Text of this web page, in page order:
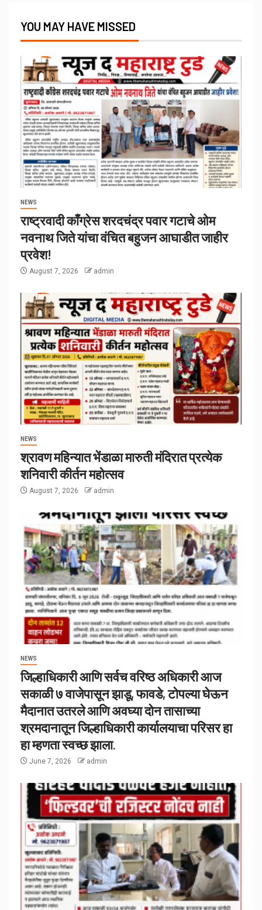
YOU MAY HAVE MISSED
NEWS
राष्ट्रवादी काँग्रेस शरदचंद्र पवार गटाचे ओम
नवनाथ जिते यांचा वंचित बहुजन आघाडीत जाहीर
प्रवेश!
August 7, 2026 admin
NEWS
श्रावण महिन्यात भेंडाळा मारुती मंदिरात प्रत्येक
शनिवारी कीर्तन महोत्सव
August 7, 2026 admin
NEWS
जिल्हाधिकारी आणि सर्वच वरिष्ठ अधिकारी आज
सकाळी ७ वाजेपासून झाडू, फावडे, टोपल्या घेऊन
मैदानात उतरले आणि अवघ्या दोन तासाच्या
श्रमदानातून जिल्हाधिकारी कार्यालयाचा परिसर हा
हा म्हणता स्वच्छ झाला.
June 7, 2026 admin